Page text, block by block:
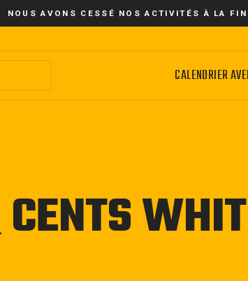
NOUS AVONS CESSÉ NOS ACTIVITÉS À LA
CALENDRIER
CENTS